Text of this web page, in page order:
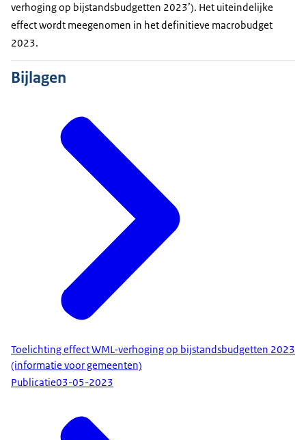
verhoging op bijstandsbudgetten 2023’). Het uiteindelijke
effect wordt meegenomen in het definitieve macrobudget
2023.
Bijlagen
Toelichting effect WML-verhoging op bijstandsbudgetten 2023
(informatie voor gemeenten)
Publicatie03-05-2023